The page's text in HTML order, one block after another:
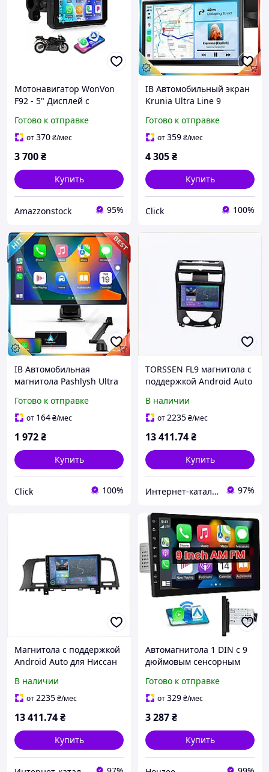
Мотонавигатор WonVon
F92 - 5" Дисплей с
и Android Auto
(Влагозащищенный)
Готово к отправке
от370₴/мес
3 700₴
Купить
Amazzonstock 95%
ІВ Автомобильный экран
Krunia Ultra Line 9
CarPlay и Android Auto
сенсорный монито
Готово к отправке
от359₴/мес
4 305₴
Купить
Click 100%
ІВ Автомобильная
магнитола Pashlysh Ultra
и Android Auto
беспроводная сенсор
Готово к отправке
от 164₴/мес
1 972₴
Купить
Click 100%
TORSSEN FL9 магнитола с
поддержкой Android Auto
В наличии
от2235₴/мес
13 411.74₴
Купить
Интер​нет-ка​т​ал​​ог ски​​д​ок "МОДНИК" 97%
Магнитола с поддержкой
Android Auto для Ниссан
В наличии
от2235₴/мес
13 411.74₴
Купить
Автомагнитола 1 DIN с 9
дюймовым сенсорным
поддержка Apple CarPlay
Android Auto Bluetooth
Готово к отправке
от329₴/мес
3 287₴
Купить